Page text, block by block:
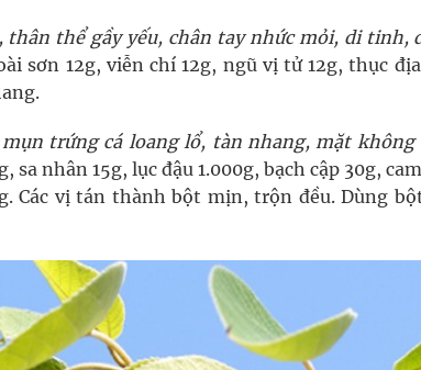
thân thể gầy yếu, chân tay nhức mỏi, di tinh,
sơn 12g, viễn chí 12g, ngũ vị tử 12g, thục
trứng cá loang lổ, tàn nhang, mặt
sa nhân 15g, lục đậu 1.000g, bạch cập 30g,
Các vị tán thành bột mịn, trộn đều. Dùng